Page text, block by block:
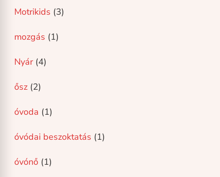
Motrikids (3)
mozgás (1)
Nyár(4)
ősz (2)
óvoda (1)
óvódai beszoktatás (1)
óvónő (1)